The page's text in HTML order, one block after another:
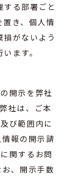
る部署ごと
き、個人情
がないよう
ます。
開示を弊社
社は、ご本
び範囲内に
報の開示請
関するお問
、開示手数